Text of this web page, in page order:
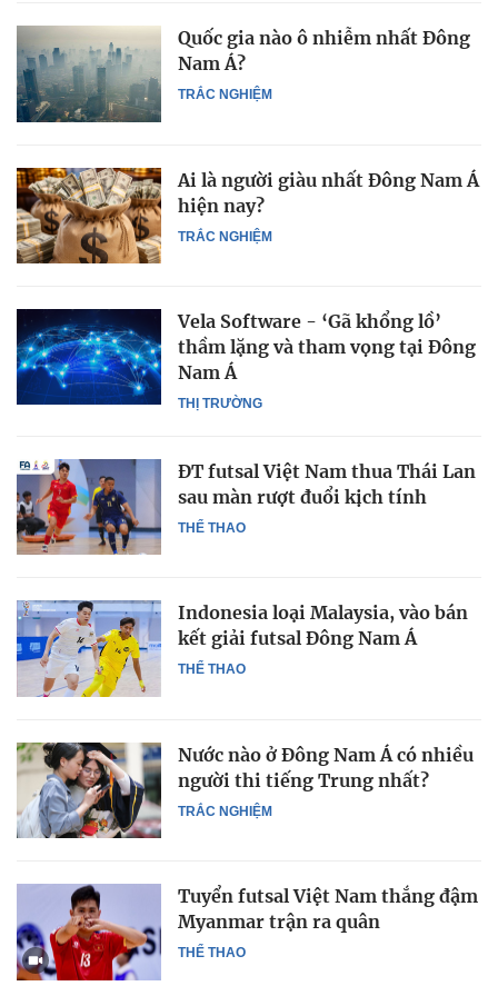
TRẮC NGHIỆM
Quốc gia nào ô nhiễm nhất Đông
Nam Á?
TRẮC NGHIỆM
Ai là người giàu nhất Đông Nam Á
hiện nay?
THỊ TRƯỜNG
Vela Software - ‘Gã khổng lồ’
thầm lặng và tham vọng tại Đông
Nam Á
THỂ THAO
ĐT futsal Việt Nam thua Thái Lan
sau màn rượt đuổi kịch tính
THỂ THAO
Indonesia loại Malaysia, vào bán
kết giải futsal Đông Nam Á
TRẮC NGHIỆM
Nước nào ở Đông Nam Á có nhiều
người thi tiếng Trung nhất?
THỂ THAO
Tuyển futsal Việt Nam thắng đậm
Myanmar trận ra quân